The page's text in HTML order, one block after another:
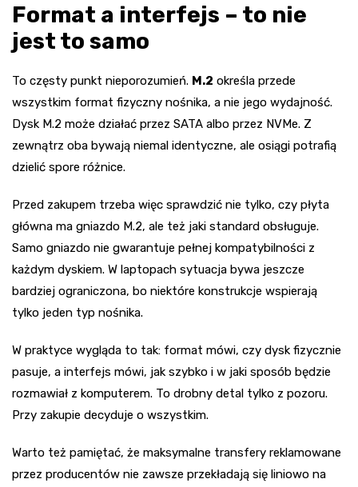
Format a interfejs – to nie
jest to samo
To częsty punkt nieporozumień. M.2 określa przede
wszystkim format fizyczny nośnika, a nie jego wydajność.
Dysk M.2 może działać przez SATA albo przez NVMe. Z
zewnątrz oba bywają niemal identyczne, ale osiągi potrafią
dzielić spore różnice.
Przed zakupem trzeba więc sprawdzić nie tylko, czy płyta
główna ma gniazdo M.2, ale też jaki standard obsługuje.
Samo gniazdo nie gwarantuje pełnej kompatybilności z
każdym dyskiem. W laptopach sytuacja bywa jeszcze
bardziej ograniczona, bo niektóre konstrukcje wspierają
tylko jeden typ nośnika.
W praktyce wygląda to tak: format mówi, czy dysk fizycznie
pasuje, a interfejs mówi, jak szybko i w jaki sposób będzie
rozmawiał z komputerem. To drobny detal tylko z pozoru.
Przy zakupie decyduje o wszystkim.
Warto też pamiętać, że maksymalne transfery reklamowane
przez producentów nie zawsze przekładają się liniowo na